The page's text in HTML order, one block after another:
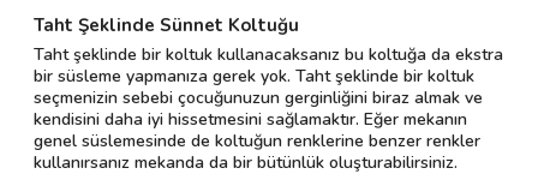
Taht Şeklinde Sünnet Koltuğu
Taht şeklinde bir koltuk kullanacaksanız bu koltuğa da ekstra
bir süsleme yapmanıza gerek yok. Taht şeklinde bir koltuk
seçmenizin sebebi çocuğunuzun gerginliğini biraz almak ve
kendisini daha iyi hissetmesini sağlamaktır. Eğer mekanın
genel süslemesinde de koltuğun renklerine benzer renkler
kullanırsanız mekanda da bir bütünlük oluşturabilirsiniz.